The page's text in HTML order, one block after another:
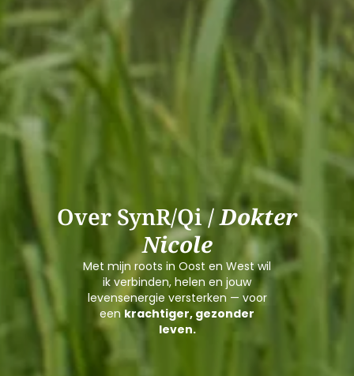
Over SynR/Qi /Dokter
Nicole
Met mijn roots in Oost en West wil
ik verbinden, helen en jouw
levensenergie versterken — voor
een krachtiger, gezonder
leven.